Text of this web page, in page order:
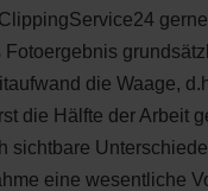
die Waage,
die Hälfte der
sichtbare
eine wesentliche